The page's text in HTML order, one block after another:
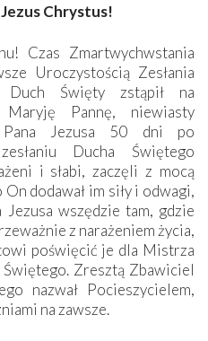
Chrystus!
Czas Zmartwychwstania
Uroczystością Zesłania
Duch Święty zstąpił na
Maryję Pannę, niewiasty
Pana Jezusa 50 dni po
Ducha Świętego
i słabi, zaczęli z mocą
dodawał im siły i odwagi,
Jezusa wszędzie tam, gdzie
z narażeniem życia,
poświęcić je dla Mistrza
Świętego. Zresztą Zbawiciel
nazwał Pocieszycielem,
na zawsze.